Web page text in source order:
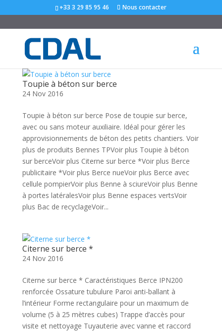
+33 3 29 85 95 46 Nous contacter
Toupie à béton sur berce
24 Nov 2016
Toupie à béton sur berce Pose de toupie sur berce,
avec ou sans moteur auxiliaire. Idéal pour gérer les
approvisionnements de béton des petits chantiers. Voir
plus de produits Bennes TPVoir plus Toupie à béton
sur berceVoir plus Citerne sur berce *Voir plus Berce
publicitaire *Voir plus Berce nueVoir plus Berce avec
cellule pompierVoir plus Benne à sciureVoir plus Benne
à portes latéralesVoir plus Benne espaces vertsVoir
plus Bac de recyclageVoir...
Citerne sur berce *
24 Nov 2016
Citerne sur berce * Caractéristiques Berce IPN200
renforcée Ossature tubulure Paroi anti-ballant à
l’intérieur Forme rectangulaire pour un maximum de
volume (5 à 25 mètres cubes) Trappe d’accès pour
visite et nettoyage Tuyauterie avec vanne et raccord